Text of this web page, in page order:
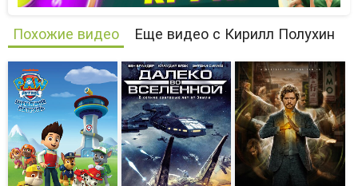
Похожие видео Еще видео с Кирилл Полухин